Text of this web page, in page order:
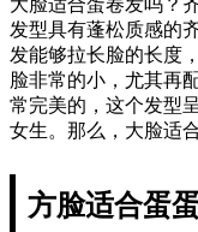
发型具有蓬松质感的
发能够拉长脸的长度
脸非常的小，尤其再
常完美的，这个发型
女生。那么，大脸适
方脸适合蛋